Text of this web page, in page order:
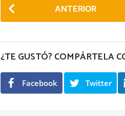
o
P
a
g
ANTERIOR
¿TE GUSTÓ? COMPÁRTELA
Facebook Twitter